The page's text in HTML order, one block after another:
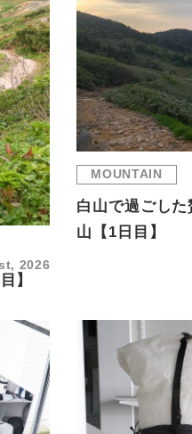
2026
】
MOUNTAIN
白山で過ごし
山【1日目】